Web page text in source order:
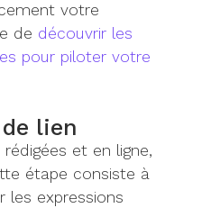
votre
de découvrir les
pour piloter votre
lien
et en ligne,
étape consiste à
les expressions